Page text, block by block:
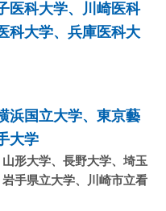
医科大学、川崎医科
科大学、兵庫医科大
浜国立大学、東京藝
大学
形大学、長野大学、埼玉
手県立大学、川崎市立看